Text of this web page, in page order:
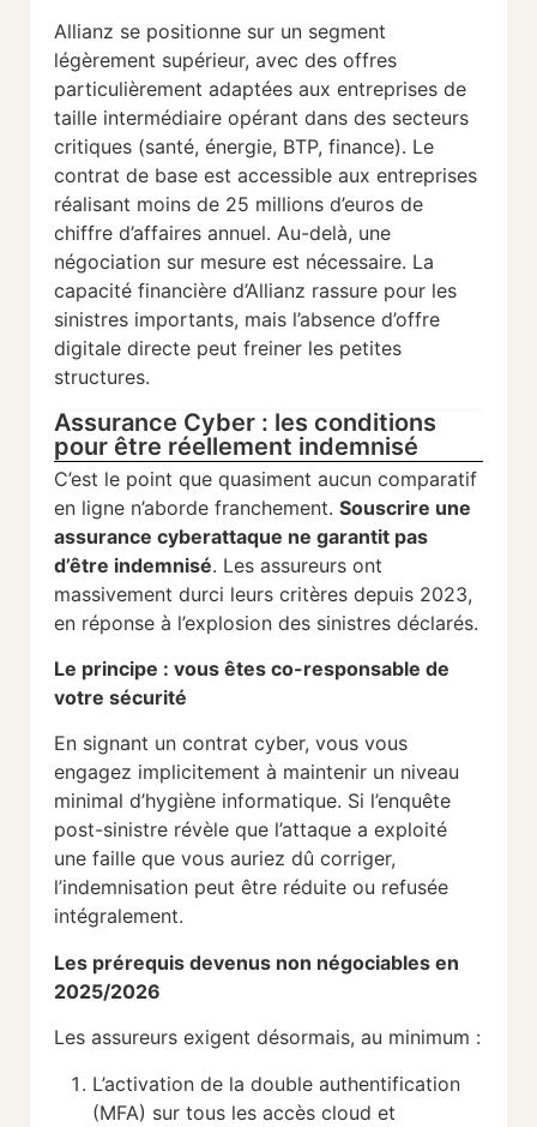
Allianz se positionne sur un segment
légèrement supérieur, avec des offres
particulièrement adaptées aux entreprises de
taille intermédiaire opérant dans des secteurs
critiques (santé, énergie, BTP, finance). Le
contrat de base est accessible aux entreprises
réalisant moins de 25 millions d’euros de
chiffre d’affaires annuel. Au-delà, une
négociation sur mesure est nécessaire. La
capacité financière d’Allianz rassure pour les
sinistres importants, mais l’absence d’offre
digitale directe peut freiner les petites
structures.
Assurance Cyber : les conditions
pour être réellement indemnisé
C’est le point que quasiment aucun comparatif
en ligne n’aborde franchement. Souscrire une
assurance cyberattaque ne garantit pas
d’être indemnisé. Les assureurs ont
massivement durci leurs critères depuis 2023,
en réponse à l’explosion des sinistres déclarés.
Le principe : vous êtes co-responsable de
votre sécurité
En signant un contrat cyber, vous vous
engagez implicitement à maintenir un niveau
minimal d’hygiène informatique. Si l’enquête
post-sinistre révèle que l’attaque a exploité
une faille que vous auriez dû corriger,
l’indemnisation peut être réduite ou refusée
intégralement.
Les prérequis devenus non négociables en
2025/2026
Les assureurs exigent désormais, au minimum :
L’activation de la double authentification
(MFA) sur tous les accès cloud et